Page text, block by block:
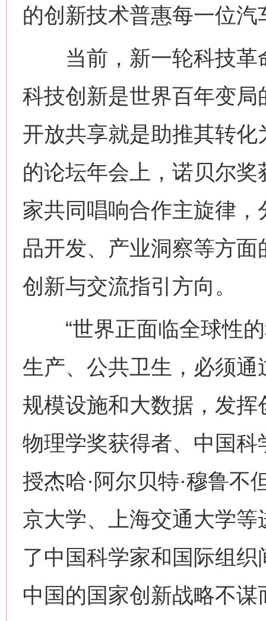
的创新技术普惠每一位汽
当前，新一轮科技革
科技创新是世界百年变局
开放共享就是助推其转化
的论坛年会上，诺贝尔
家共同唱响合作主旋律
品开发、产业洞察等方
创新与交流指引方向。
“世界正面临全球性的
生产、公共卫生，必须
规模设施和大数据，发挥
物理学奖获得者、中国
授杰哈·阿尔贝特·穆鲁不
京大学、上海交通大学
了中国科学家和国际组
中国的国家创新战略不谋